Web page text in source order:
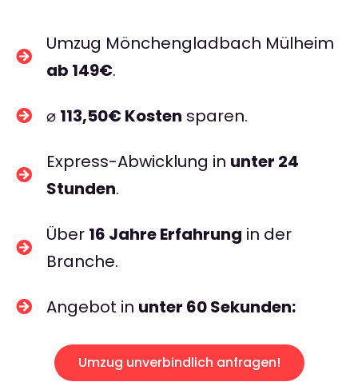
Umzug Mönchengladbach Mülheim
ab 149€.
⌀ 113,50€ Kosten sparen.
Express-Abwicklung in unter 24
Stunden.
Über 16 Jahre Erfahrung in der
Branche.
Angebot in unter 60 Sekunden:
Umzug unverbindlich anfragen!